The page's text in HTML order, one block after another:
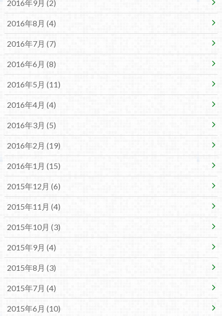
2016年9月 (2)
2016年8月 (4)
2016年7月 (7)
2016年6月 (8)
2016年5月 (11)
2016年4月 (4)
2016年3月 (5)
2016年2月 (19)
2016年1月 (15)
2015年12月 (6)
2015年11月 (4)
2015年10月 (3)
2015年9月 (4)
2015年8月 (3)
2015年7月 (4)
2015年6月 (10)